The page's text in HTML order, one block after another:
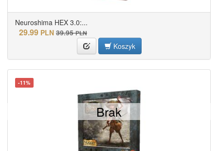
Neuroshima HEX 3.0:...
29.99 PLN 39.95 PLN
Koszyk
-11%
Brak